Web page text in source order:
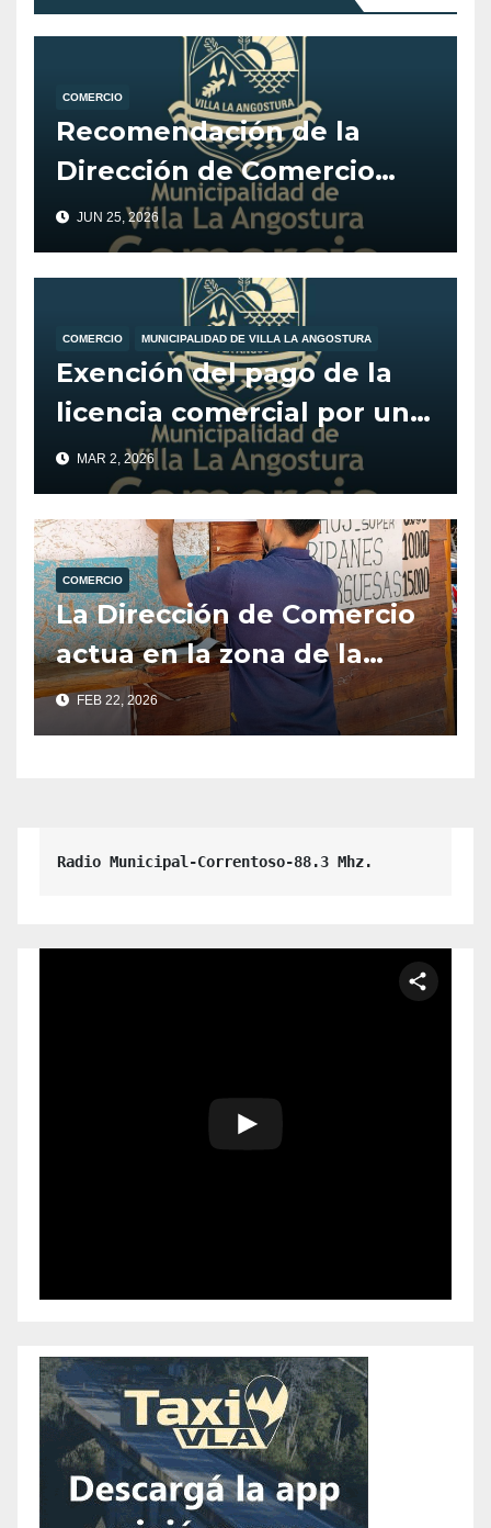
COMERCIO
Recomendación de la
Dirección de Comercio
para operaciones con
automotores
JUN 25, 2026
COMERCIO MUNICIPALIDAD DE VILLA LA ANGOSTURA
Exención del pago de la
licencia comercial por un
año para nuevos
emprendimientos
MAR 2, 2026
COMERCIO
La Dirección de Comercio
actua en la zona de la
playa pública del Lago
Correntoso.
FEB 22, 2026
Radio Municipal-Correntoso-88.3 Mhz.